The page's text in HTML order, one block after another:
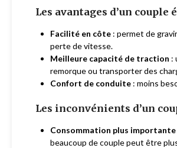
Les avantages d’un couple
Facilité en côte : permet de
perte de vitesse.
Meilleure capacité de traction :
remorque ou transporter des
Confort de conduite : moins
Les inconvénients d’un
Consommation plus importante
beaucoup de couple peut être